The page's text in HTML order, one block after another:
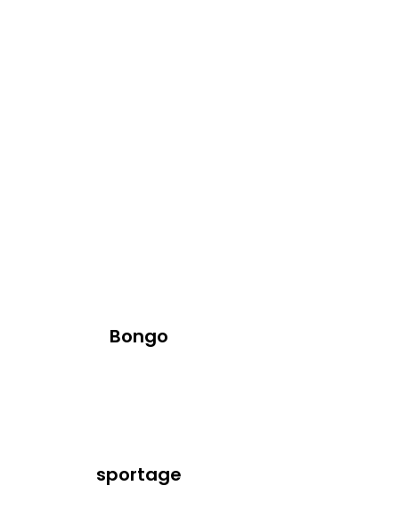
Bongo
sportage